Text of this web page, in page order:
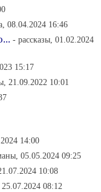
08.04.2024 16:46
- рассказы, 01.02.2024
15:17
21.09.2022 10:01
14:00
05.05.2024 09:25
10:08
08:12